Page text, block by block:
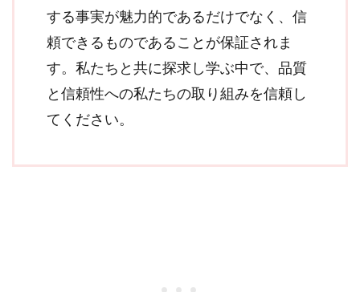
する事実が魅力的であるだけでなく、信
頼できるものであることが保証されま
す。私たちと共に探求し学ぶ中で、品質
と信頼性への私たちの取り組みを信頼し
てください。